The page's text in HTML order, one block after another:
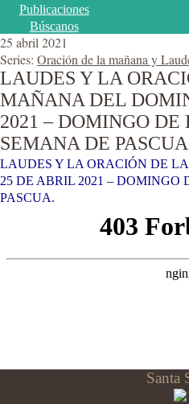
Publicaciones
Búscanos
25 abril 2021
Series: Oración de la mañana y
LAUDES Y LA
MAÑANA DEL
2021 – DOMINGO DE
SEMANA DE
LAUDES Y LA ORACIÓN DE
25 DE ABRIL 2021 – DOMINGO
PASCUA.
Santa